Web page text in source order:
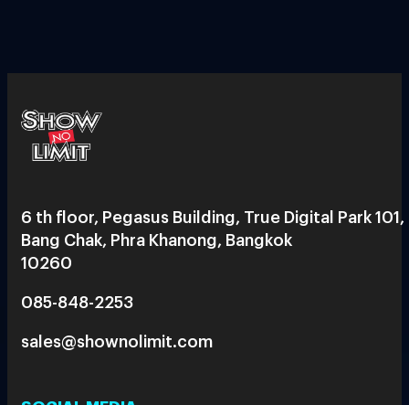
6 th floor, Pegasus Building, True Digital Park 101,
Bang Chak, Phra Khanong, Bangkok
10260
085-848-2253
sales@shownolimit.com